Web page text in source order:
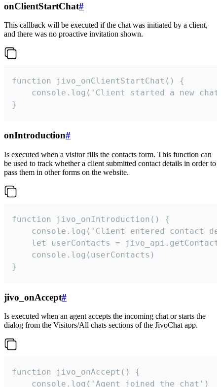
onClientStartChat#
This callback will be executed if the chat was initiated by a client,
and there was no proactive invitation shown.
function jivo_onClientStartChat() {
console.log('Client started a new
}
onIntroduction#
Is executed when a visitor fills the contacts form. This function can
be used to track whether a client submitted contact details in order to
pass them in other forms on the website.
function jivo_onIntroduction() {
console.log('Client entered contact
let userContacts =
    console.log(userContacts)
}
jivo_onAccept#
Is executed when an agent accepts the incoming chat or starts the
dialog from the Visitors/All chats sections of the JivoChat app.
function jivo_onAccept() {